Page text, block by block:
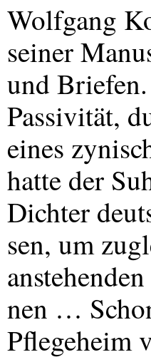
Wolfgang
seiner
und
Passivität,
eines
hatte der
Dichter
sen, um
nen …
Pflegeheim